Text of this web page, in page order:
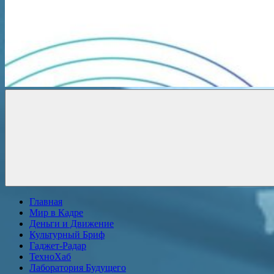
Главная
Мир в Кадре
Деньги и Движение
Культурный Бриф
Гаджет-Радар
ТехноХаб
Лаборатория Будущего